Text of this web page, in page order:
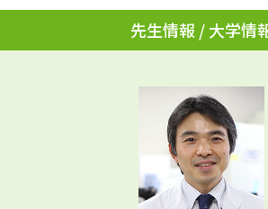
受付内容・
テレメール
テレメール
訂正のご案内
先生情報 / 大学情